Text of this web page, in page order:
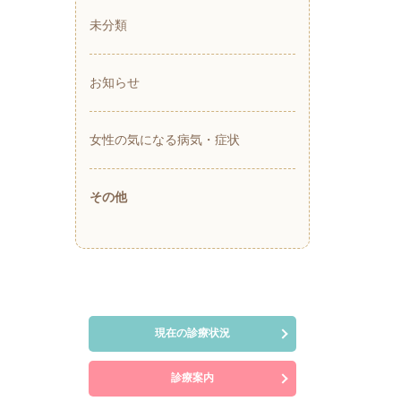
未分類
お知らせ
女性の気になる病気・症状
その他
現在の診療状況
診療案内